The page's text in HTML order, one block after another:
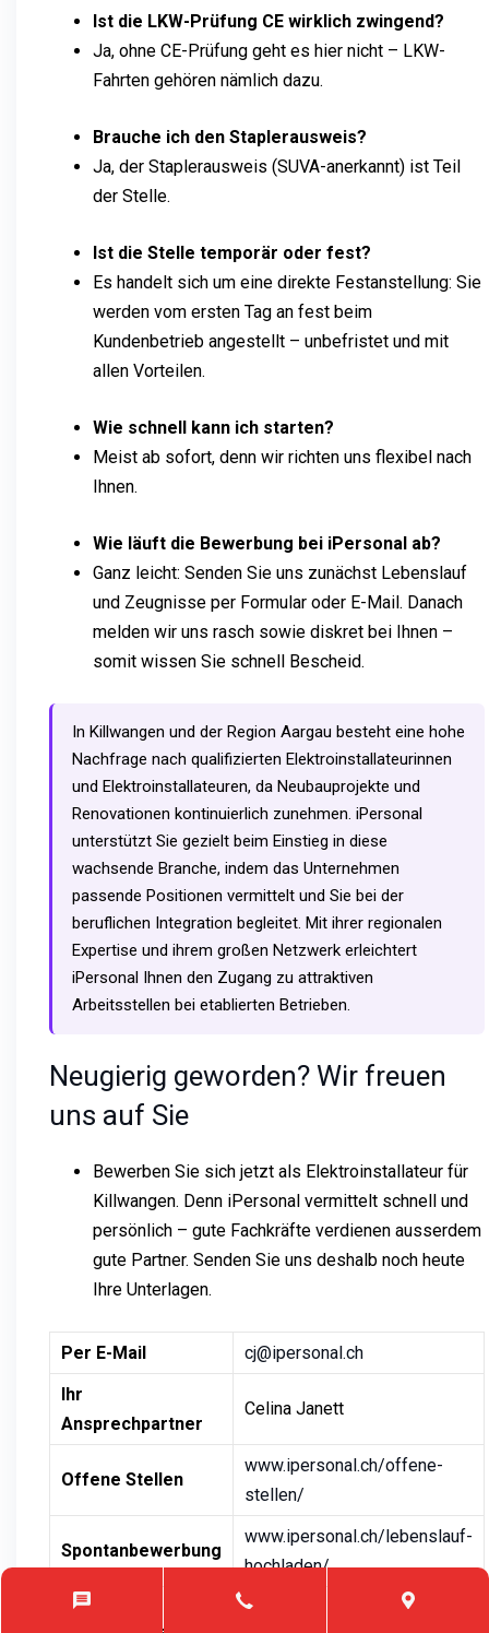
Ist die LKW-Prüfung CE wirklich zwingend?
Ja, ohne CE-Prüfung geht es hier nicht – LKW-
Fahrten gehören nämlich dazu.
Brauche ich den Staplerausweis?
Ja, der Staplerausweis (SUVA-anerkannt) ist Teil
der Stelle.
Ist die Stelle temporär oder fest?
Es handelt sich um eine direkte Festanstellung: Sie
werden vom ersten Tag an fest beim
Kundenbetrieb angestellt – unbefristet und mit
allen Vorteilen.
Wie schnell kann ich starten?
Meist ab sofort, denn wir richten uns flexibel nach
Ihnen.
Wie läuft die Bewerbung bei iPersonal ab?
Ganz leicht: Senden Sie uns zunächst Lebenslauf
und Zeugnisse per Formular oder E-Mail. Danach
melden wir uns rasch sowie diskret bei Ihnen –
somit wissen Sie schnell Bescheid.
In Killwangen und der Region Aargau besteht eine hohe
Nachfrage nach qualifizierten Elektroinstallateurinnen
und Elektroinstallateuren, da Neubauprojekte und
Renovationen kontinuierlich zunehmen. iPersonal
unterstützt Sie gezielt beim Einstieg in diese
wachsende Branche, indem das Unternehmen
passende Positionen vermittelt und Sie bei der
beruflichen Integration begleitet. Mit ihrer regionalen
Expertise und ihrem großen Netzwerk erleichtert
iPersonal Ihnen den Zugang zu attraktiven
Arbeitsstellen bei etablierten Betrieben.
Neugierig geworden? Wir freuen
uns auf Sie
Bewerben Sie sich jetzt als Elektroinstallateur für
Killwangen. Denn iPersonal vermittelt schnell und
persönlich – gute Fachkräfte verdienen ausserdem
gute Partner. Senden Sie uns deshalb noch heute
Ihre Unterlagen.
Per E-Mail
cj@ipersonal.ch
Ihr
Ansprechpartner
Celina Janett
Offene Stellen
www.ipersonal.ch/offene-
stellen/
Spontanbewerbung
www.ipersonal.ch/lebenslauf-
hochladen/